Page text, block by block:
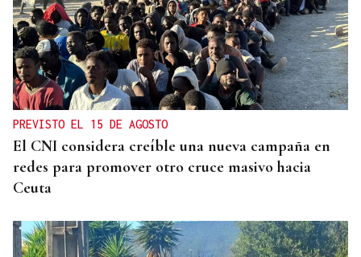
PREVISTO EL 15 DE AGOSTO
El CNI considera creíble una nueva campaña en
redes para promover otro cruce masivo hacia
Ceuta